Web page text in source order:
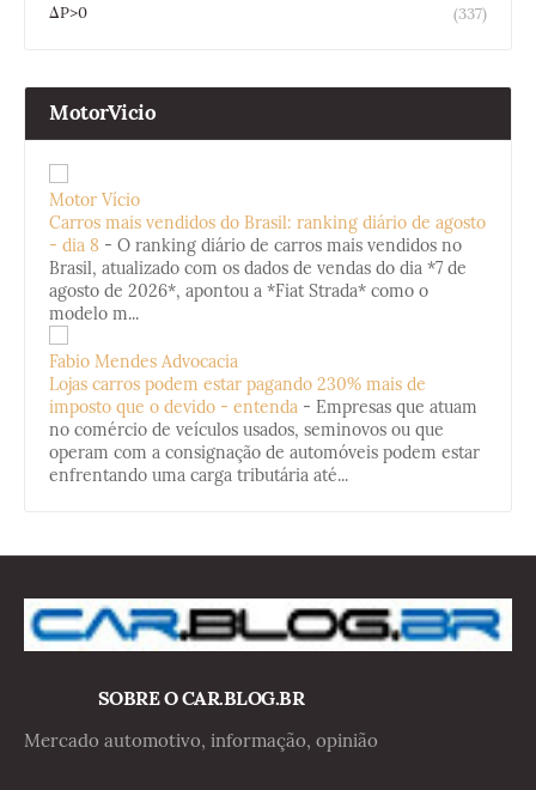
ΔP>0
(337)
MotorVicio
Motor Vício
Carros mais vendidos do Brasil: ranking diário de agosto
- dia 8 - O ranking diário de carros mais vendidos no
Brasil, atualizado com os dados de vendas do dia *7 de
agosto de 2026*, apontou a *Fiat Strada* como o
modelo m...
Fabio Mendes Advocacia
Lojas carros podem estar pagando 230% mais de
imposto que o devido - entenda - Empresas que atuam
no comércio de veículos usados, seminovos ou que
operam com a consignação de automóveis podem estar
enfrentando uma carga tributária até...
SOBRE O CAR.BLOG.BR
Mercado automotivo, informação, opinião